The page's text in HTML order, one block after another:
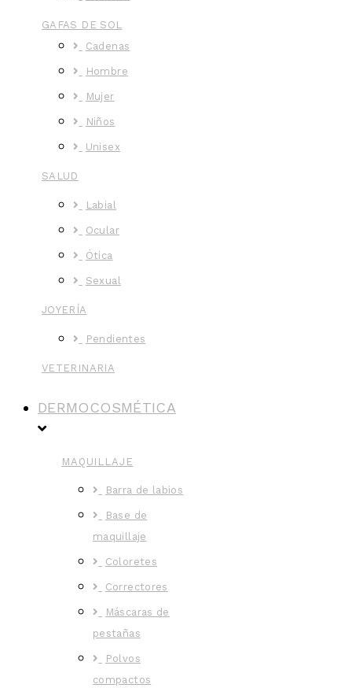
GAFAS DE SOL
Cadenas
Hombre
Mujer
Niños
Unisex
SALUD
Labial
Ocular
Ótica
Sexual
JOYERÍA
Pendientes
VETERINARIA
DERMOCOSMÉTICA
MAQUILLAJE
Barra de labios
Base de
maquillaje
Coloretes
Correctores
Máscaras de
pestañas
Polvos
compactos